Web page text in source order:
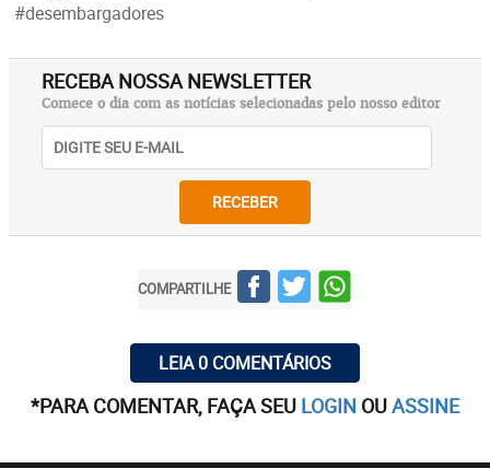
#desembargadores
RECEBA NOSSA NEWSLETTER
Comece o dia com as notícias selecionadas pelo nosso editor
RECEBER
COMPARTILHE
LEIA 0 COMENTÁRIOS
*PARA COMENTAR, FAÇA SEU LOGIN OUASSINE